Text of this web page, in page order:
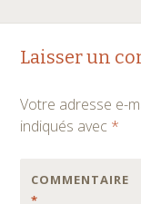
articles
Laisser un
Votre adresse e-
indiqués avec *
COMMENTAIRE
*